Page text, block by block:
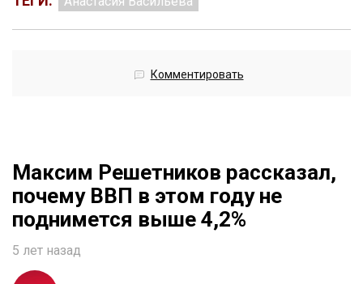
Комментировать
Максим Решетников рассказал,
почему ВВП в этом году не
поднимется выше 4,2%
5 лет назад